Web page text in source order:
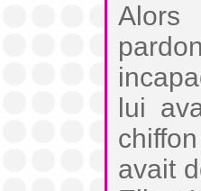
Alors
lui
avait